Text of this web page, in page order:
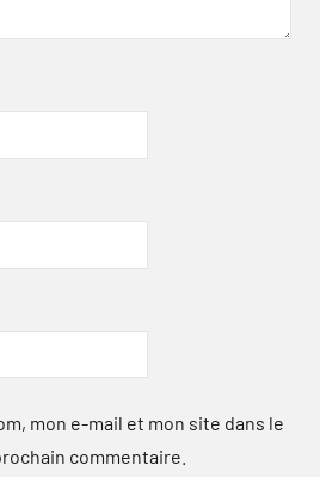
mon e-mail et mon site dans le
commentaire.